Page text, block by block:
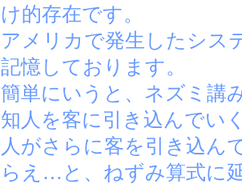
け的存在です。
アメリカで発生したシス
記憶しております。
簡単にいうと、ネズミ講
知人を客に引き込んでい
人がさらに客を引き込ん
らえ…と、ねずみ算式に